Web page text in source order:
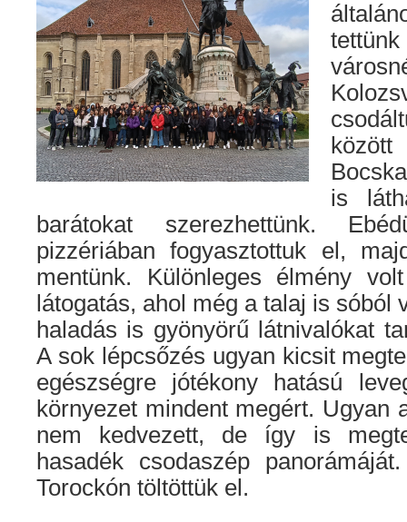
is
barátokat szerezhettünk.
pizzériában fogyasztottuk el,
mentünk. Különleges élmény
látogatás, ahol még a talaj is sóból
haladás is gyönyörű látnivalókat
A sok lépcsőzés ugyan kicsit
egészségre jótékony hatású
környezet mindent megért. Ugyan
nem kedvezett, de így is
hasadék csodaszép
Torockón töltöttük el.